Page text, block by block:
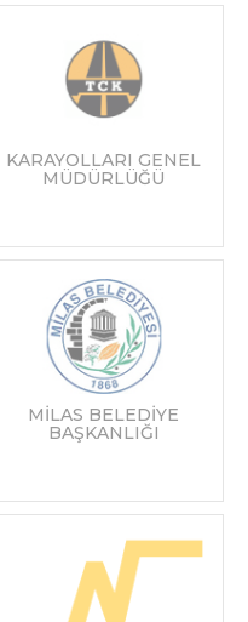
KARAYOLLARI GENEL
MÜDÜRLÜĞÜ
MİLAS BELEDİYE
BAŞKANLIĞI